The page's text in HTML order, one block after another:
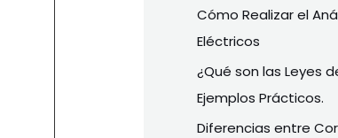
Cómo Realizar el
Eléctricos
¿Qué son las Leyes
Ejemplos Prácticos.
Diferencias entre